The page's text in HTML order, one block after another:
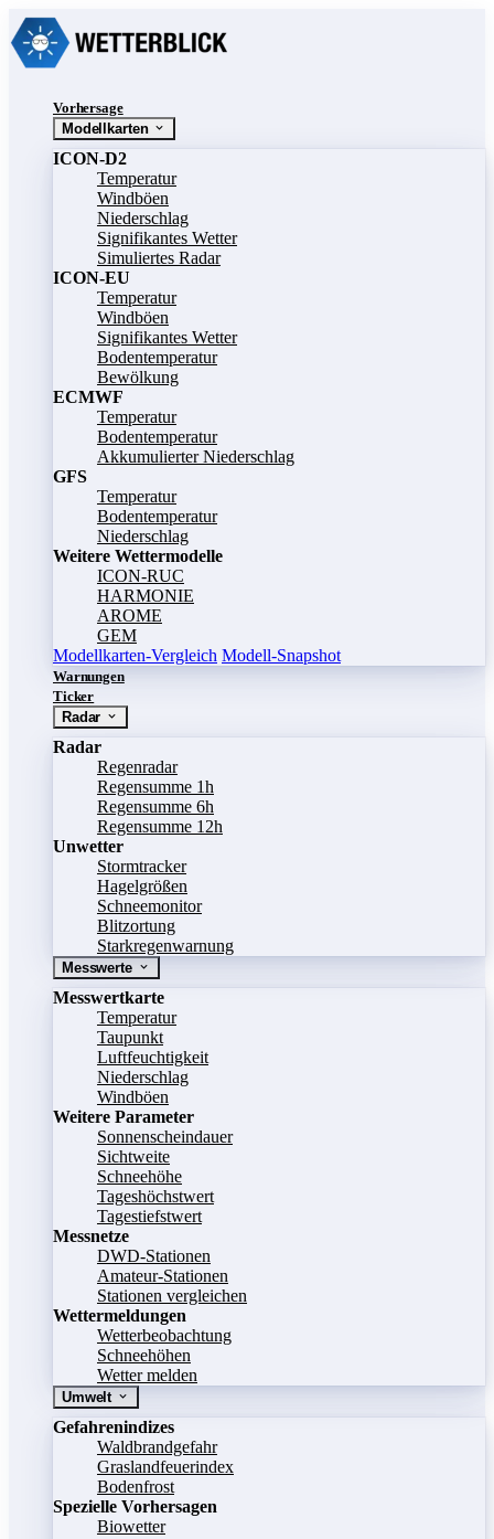
Vorhersage
Modellkarten
ICON-D2
Temperatur
Windböen
Niederschlag
Signifikantes Wetter
Simuliertes Radar
ICON-EU
Temperatur
Windböen
Signifikantes Wetter
Bodentemperatur
Bewölkung
ECMWF
Temperatur
Bodentemperatur
Akkumulierter Niederschlag
GFS
Temperatur
Bodentemperatur
Niederschlag
Weitere Wettermodelle
ICON-RUC
HARMONIE
AROME
GEM
Modellkarten-Vergleich Modell-Snapshot
Warnungen
Ticker
Radar
Radar
Regenradar
Regensumme 1h
Regensumme 6h
Regensumme 12h
Unwetter
Stormtracker
Hagelgrößen
Schneemonitor
Blitzortung
Starkregenwarnung
Messwerte
Messwertkarte
Temperatur
Taupunkt
Luftfeuchtigkeit
Niederschlag
Windböen
Weitere Parameter
Sonnenscheindauer
Sichtweite
Schneehöhe
Tageshöchstwert
Tagestiefstwert
Messnetze
DWD-Stationen
Amateur-Stationen
Stationen vergleichen
Wettermeldungen
Wetterbeobachtung
Schneehöhen
Wetter melden
Umwelt
Gefahrenindizes
Waldbrandgefahr
Graslandfeuerindex
Bodenfrost
Spezielle Vorhersagen
Biowetter